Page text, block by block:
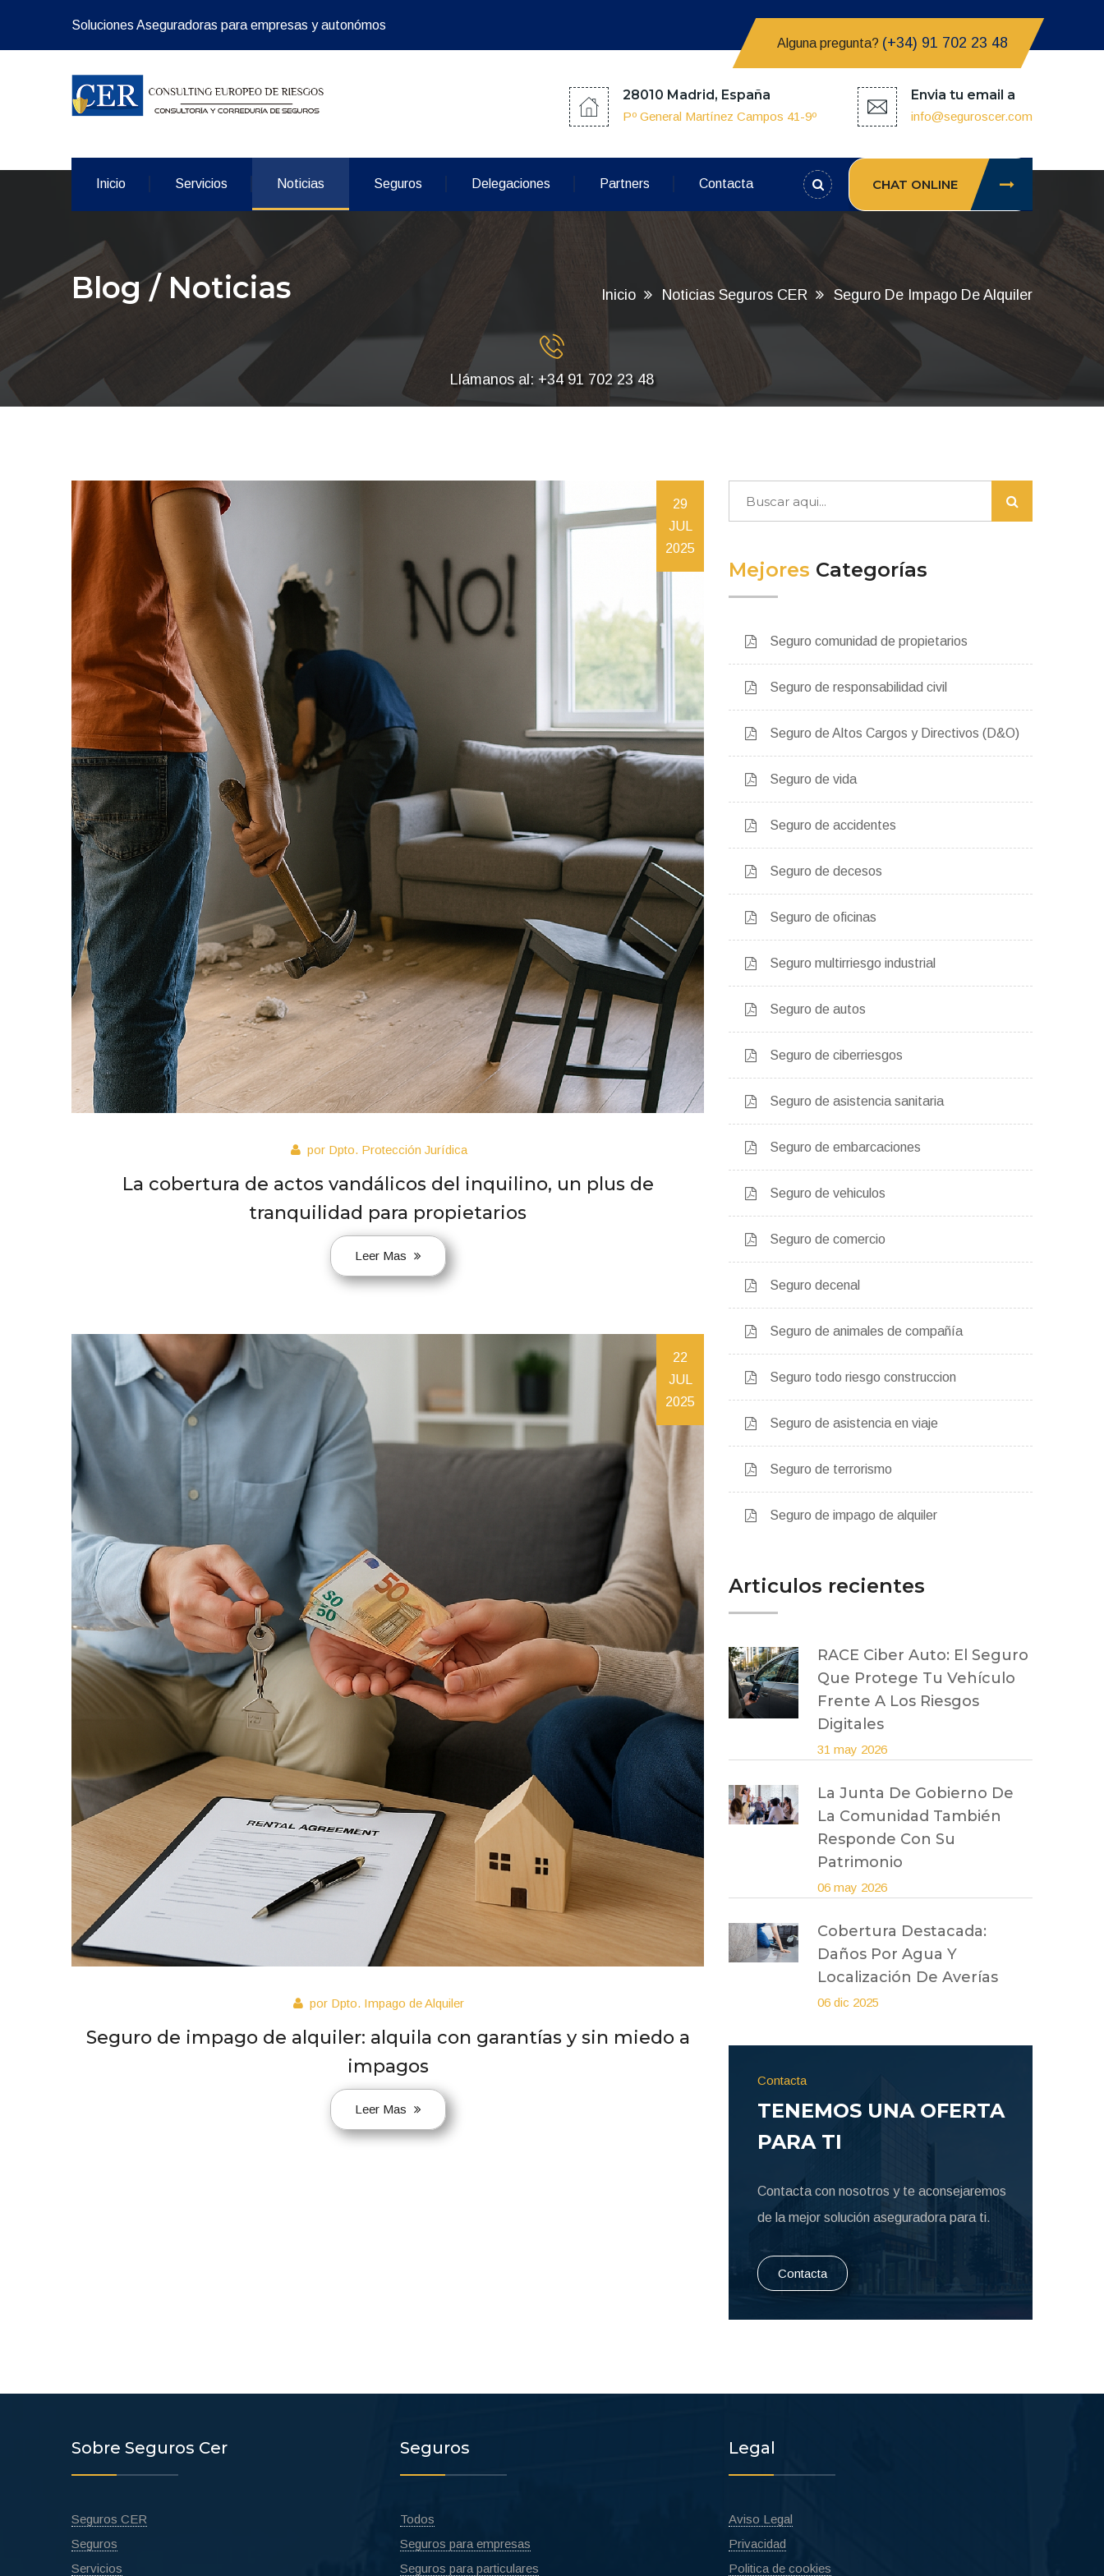
Soluciones Aseguradoras para empresas y autonómos
Alguna pregunta? (+34) 91 702 23 48
28010 Madrid, España
Pº General Martínez Campos 41-9º
Envia tu email a
info@seguroscer.com
Inicio Servicios Noticias Seguros Delegaciones Partners Contacta CHAT ONLINE
Blog / Noticias Inicio Noticias Seguros CER Seguro De Impago De Alquiler
Llámanos al: +34 91 702 23 48
29
JUL
2025
por Dpto. Protección Jurídica
La cobertura de actos vandálicos del inquilino, un plus de
tranquilidad para propietarios
Leer Mas
22
JUL
2025
por Dpto. Impago de Alquiler
Seguro de impago de alquiler: alquila con garantías y sin miedo a
impagos
Leer Mas
Mejores Categorías
Seguro comunidad de propietarios
Seguro de responsabilidad civil
Seguro de Altos Cargos y Directivos (D&O)
Seguro de vida
Seguro de accidentes
Seguro de decesos
Seguro de oficinas
Seguro multirriesgo industrial
Seguro de autos
Seguro de ciberriesgos
Seguro de asistencia sanitaria
Seguro de embarcaciones
Seguro de vehiculos
Seguro de comercio
Seguro decenal
Seguro de animales de compañía
Seguro todo riesgo construccion
Seguro de asistencia en viaje
Seguro de terrorismo
Seguro de impago de alquiler
Articulos recientes
RACE Ciber Auto: El Seguro
Que Protege Tu Vehículo
Frente A Los Riesgos
Digitales
31 may 2026
La Junta De Gobierno De
La Comunidad También
Responde Con Su
Patrimonio
06 may 2026
Cobertura Destacada:
Daños Por Agua Y
Localización De Averías
06 dic 2025
Contacta
TENEMOS UNA OFERTA
PARA TI
Contacta con nosotros y te aconsejaremos
de la mejor solución aseguradora para ti.
Contacta
Sobre Seguros Cer
Seguros CER
Seguros
Servicios
Seguros
Todos
Seguros para empresas
Seguros para particulares
Legal
Aviso Legal
Privacidad
Politica de cookies